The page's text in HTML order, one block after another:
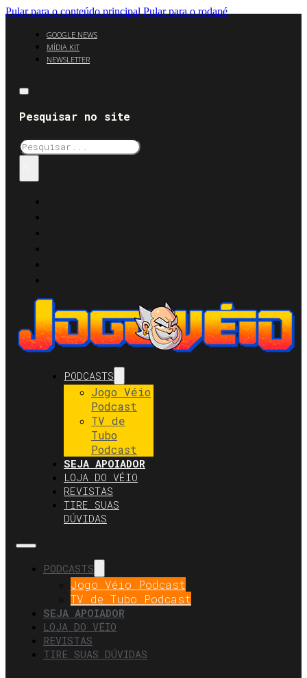
Pular para o conteúdo principal Pular para o rodapé
GOOGLE NEWS
MÍDIA KIT
NEWSLETTER
Pesquisar no site
Pesquisar
PODCASTS
Jogo Véio
Podcast
TV de
Tubo
Podcast
SEJA APOIADOR
LOJA DO VÉIO
REVISTAS
TIRE SUAS
DÚVIDAS
PODCASTS
Jogo Véio Podcast
TV de Tubo Podcast
SEJA APOIADOR
LOJA DO VÉIO
REVISTAS
TIRE SUAS DÚVIDAS